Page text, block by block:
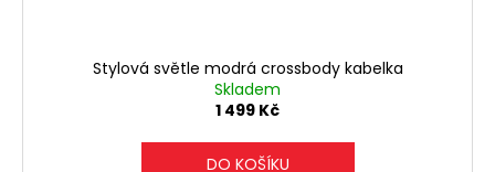
Stylová světle modrá crossbody kabelka
Skladem
1 499 Kč
DO KOŠÍKU